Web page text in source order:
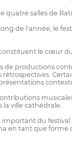
quatre salles de
de l'année, le
le cœur
de productions
rétrospectives.
la ville cathédrale.
du festival
en tant que forme